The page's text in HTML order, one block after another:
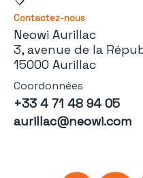
Contactez-nous
Neowi Aurillac
3, avenue de la
15000 Aurillac
Coordonnées
+33 4 71 48 94 05
aurillac@neowi.com